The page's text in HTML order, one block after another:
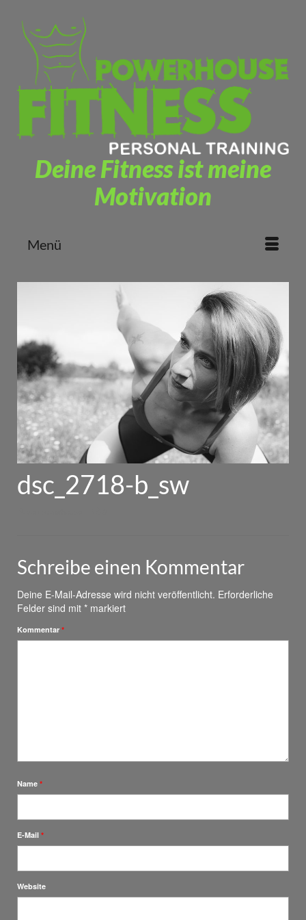
Deine Fitness ist meine
Motivation
Menü
dsc_2718-b_sw
Schreibe einen Kommentar
Deine E-Mail-Adresse wird nicht veröffentlicht. Erforderliche
Felder sind mit * markiert
Kommentar *
Name *
E-Mail *
Website